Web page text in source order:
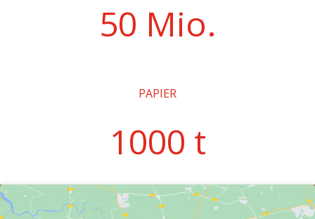
50 Mio.
PAPIER
1000 t